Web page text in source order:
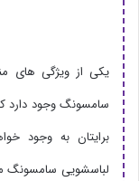
یکی از ویژگی های
سامسونگ وجود دارد
برایتان به وجود
لباسشویی سامسونگ